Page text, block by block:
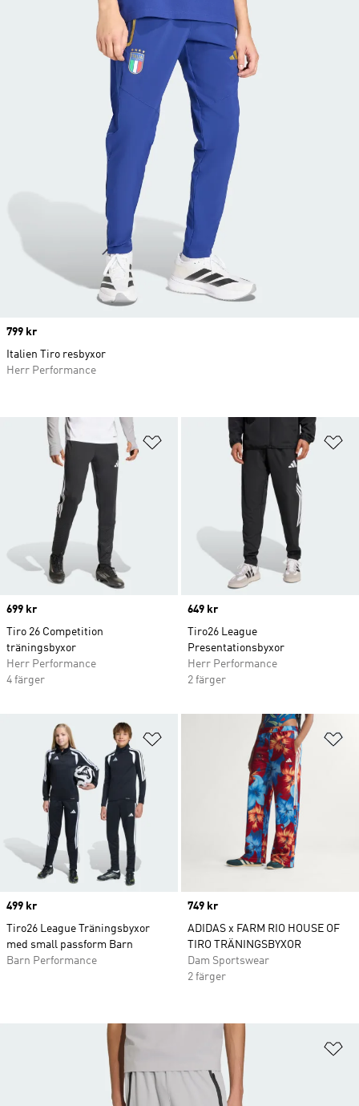
Lägg till på önskelistan
Price
699 kr
Tiro 26 Competition
träningsbyxor
Herr Performance
4 färger
Price
649 kr
Tiro26 League
Presentationsbyxor
Herr Performance
2 färger
Lägg till på önskelistan
Price
499 kr
Tiro26 League Träningsbyxor
med small passform Barn
Barn Performance
Price
749 kr
ADIDAS x FARM RIO HOUSE OF
TIRO TRÄNINGSBYXOR
Dam Sportswear
2 färger
Price
799 kr
Italien Tiro resbyxor
Herr Performance